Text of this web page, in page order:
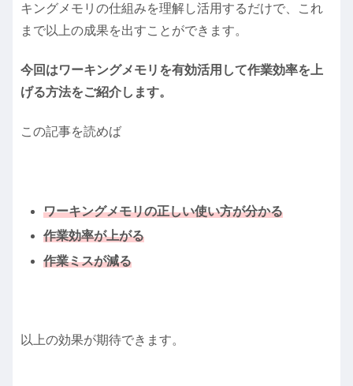
キングメモリの仕組みを理解し活用するだけで、これ
まで以上の成果を出すことができます。
今回はワーキングメモリを有効活用して作業効率を上
げる方法をご紹介します。
この記事を読めば
ワーキングメモリの正しい使い方が分かる
作業効率が上がる
作業ミスが減る
以上の効果が期待できます。